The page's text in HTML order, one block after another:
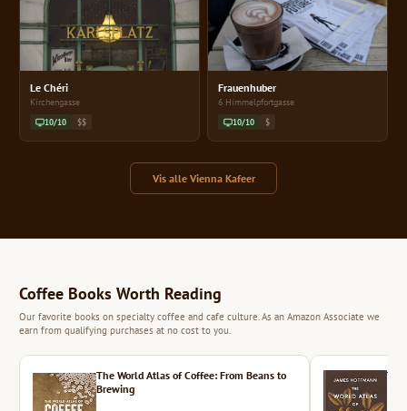
Le Chéri
Kirchengasse
10/10 $$
Frauenhuber
6 Himmelpfortgasse
10/10 $
Vis alle Vienna Kafeer
Coffee Books Worth Reading
Our favorite books on specialty coffee and cafe culture. As an Amazon Associate we
earn from qualifying purchases at no cost to you.
The World Atlas of Coffee: From Beans to
Brewing